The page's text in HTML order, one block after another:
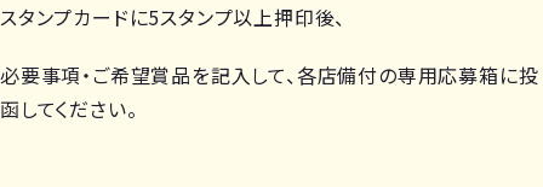
スタンプカードに5スタンプ以上押印後、
必要事項・ご希望賞品を記入して、各店備付の専用応募箱に投
函してください。